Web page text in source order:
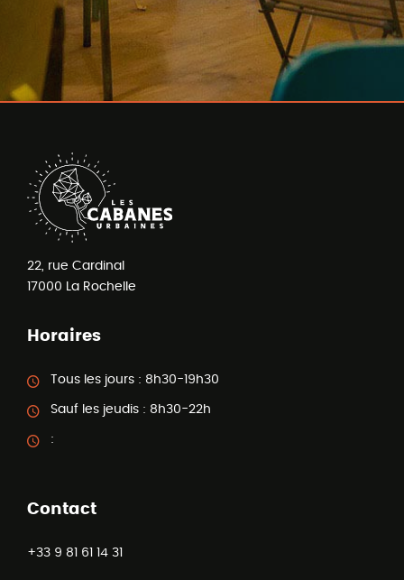
22, rue Cardinal
17000
La Rochelle
Horaires
Tous les jours : 8h30-19h30
Sauf les jeudis : 8h30-22h
:
Contact
+33 9 81 61 14 31